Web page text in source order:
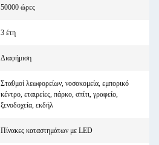
50000 ώρες
3 έτη
Διαφήμιση
Σταθμοί λεωφορείων, νοσοκομεία, εμπορικό
κέντρο, εταιρείες, πάρκο, σπίτι, γραφείο,
ξενοδοχεία, εκδήλ
Πίνακες καταστημάτων με LED